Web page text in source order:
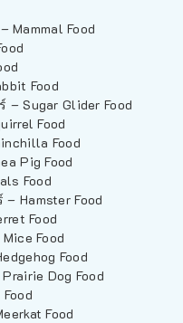
Mammal Food
Food
– Sugar Glider Food
Food
Food
Pig Food
Food
Hamster Food
Food
Food
Food
Dog Food
Food